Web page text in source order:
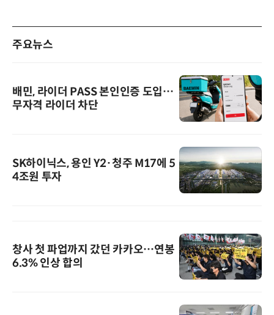
주요뉴스
배민, 라이더 PASS 본인인증 도입…
무자격 라이더 차단
SK하이닉스, 용인 Y2·청주 M17에 5
4조원 투자
창사 첫 파업까지 갔던 카카오…연봉
6.3% 인상 합의